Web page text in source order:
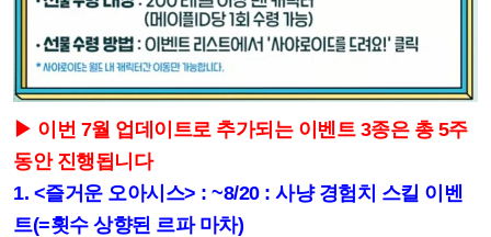
▶ 이번 7월 업데이트로 추가되는 이벤트 3종은 총 5주
동안 진행됩니다
1. <즐거운 오아시스> : ~8/20 : 사냥 경험치 스킬 이벤
트(=횟수 상향된 르파 마차)